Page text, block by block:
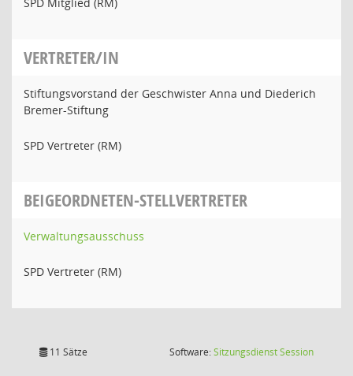
VERTRETER/IN
Stiftungsvorstand der Geschwister Anna und Diederich
Bremer-Stiftung
SPD Vertreter (RM)
BEIGEORDNETEN-STELLVERTRETER
Verwaltungsausschuss
SPD Vertreter (RM)
11 Sätze Software:SitzungsdienstSession(Wird in